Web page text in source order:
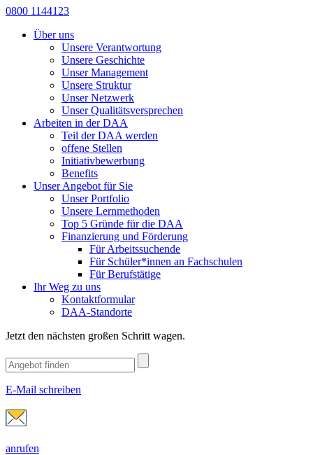
0800 1144123
Über uns
Unsere Verantwortung
Unsere Geschichte
Unser Management
Unsere Struktur
Unser Netzwerk
Unser Qualitätsversprechen
Arbeiten in der DAA
Teil der DAA werden
offene Stellen
Initiativbewerbung
Benefits
Unser Angebot für Sie
Unser Portfolio
Unsere Lernmethoden
Top 5 Gründe für die DAA
Finanzierung und Förderung
Für Arbeitssuchende
Für Schüler*innen an Fachschulen
Für Berufstätige
Ihr Weg zu uns
Kontaktformular
DAA-Standorte
Jetzt den nächsten großen Schritt wagen.
E-Mail schreiben
anrufen